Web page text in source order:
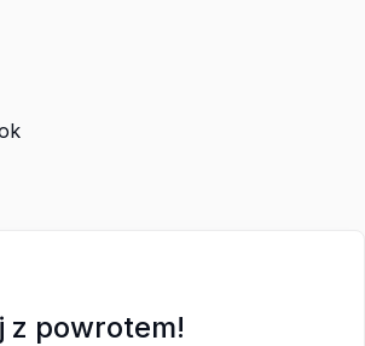
z powrotem!